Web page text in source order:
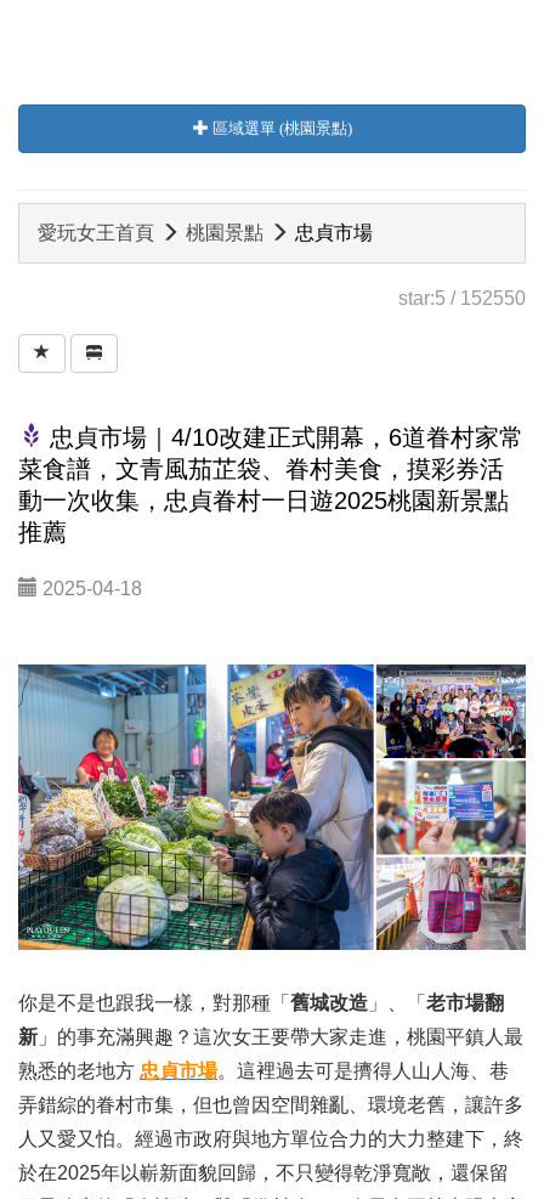
區域選單 (桃園景點)
愛玩女王首頁 桃園景點 忠貞市場
star:5 / 152550
忠貞市場｜4/10改建正式開幕，6道眷村家常
菜食譜，文青風茄芷袋、眷村美食，摸彩券活
動一次收集，忠貞眷村一日遊2025桃園新景點
推薦
2025-04-18
你是不是也跟我一樣，對那種「 舊城改造 」、「 老市場翻
新 」的事充滿興趣？這次女王要帶大家走進，桃園平鎮人最
熟悉的老地方 忠貞市場。這裡過去可是擠得人山人海、巷
弄錯綜的眷村市集，但也曾因空間雜亂、環境老舊，讓許多
人又愛又怕。經過市政府與地方單位合力的大力整建下，終
於在2025年以嶄新面貌回歸，不只變得乾淨寬敞，還保留